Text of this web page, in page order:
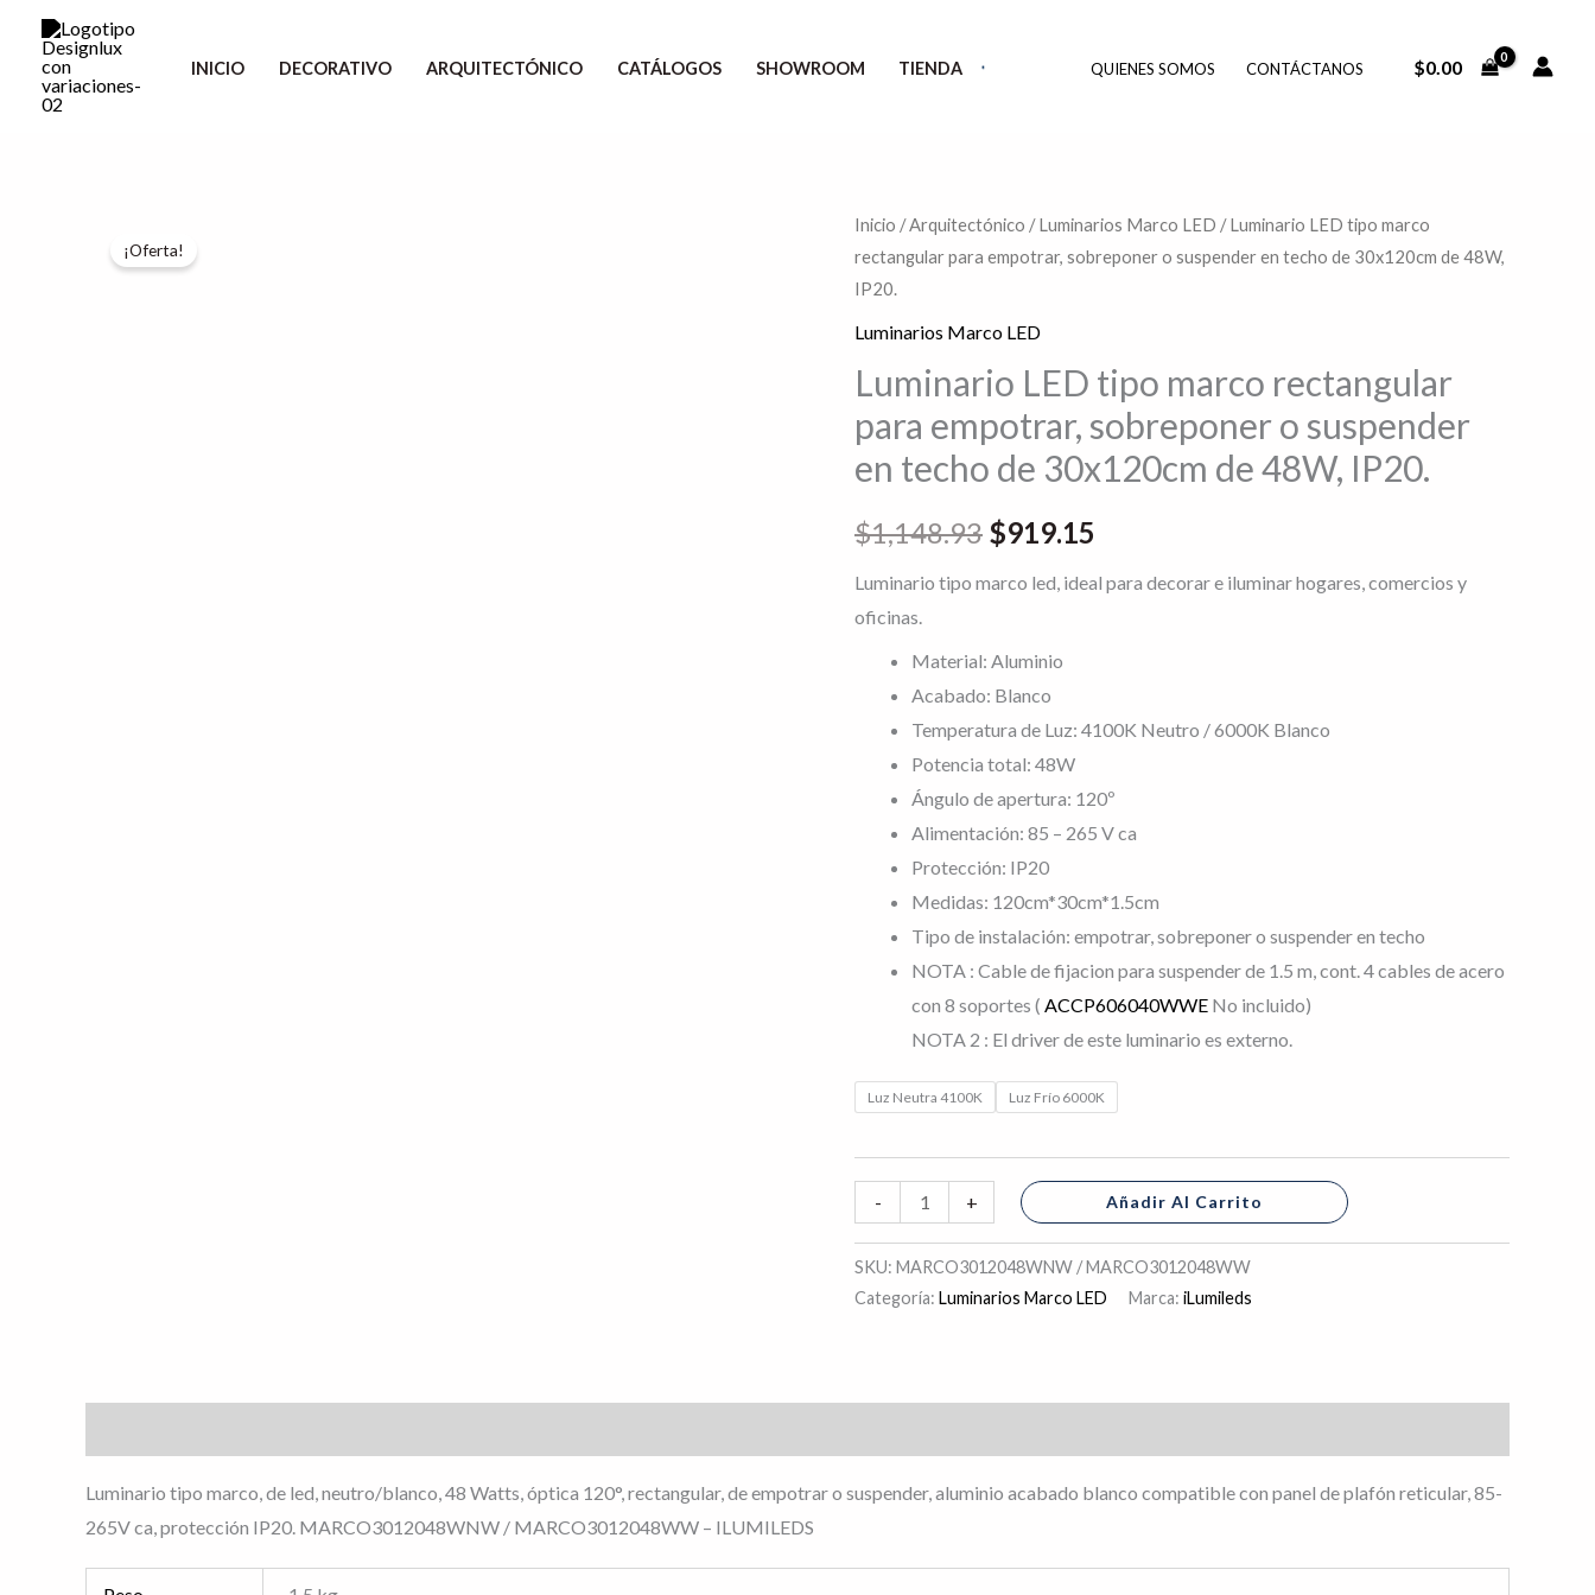
contenido
INICIO DECORATIVO ARQUITECTÓNICO CATÁLOGOS SHOWROOM TIENDA QUIENES SOMOS CONTÁCTANOS $0.00
¡Oferta!
Inicio /Arquitectónico /Luminarios Marco LED / Luminario LED tipo marco
rectangular para empotrar, sobreponer o suspender en techo de 30x120cm de 48W,
IP20.
Luminarios Marco LED
Luminario LED tipo marco rectangular
para empotrar, sobreponer o suspender
en techo de 30x120cm de 48W, IP20.
$1,148.93
El
original
era:
$1,148.93.
$919.15
El
es:
$919.15.
Luminario tipo marco led, ideal para decorar e iluminar hogares, comercios y
oficinas.
Material: Aluminio
Acabado: Blanco
Temperatura de Luz: 4100K Neutro / 6000K Blanco
Potencia total: 48W
Ángulo de apertura: 120º
Alimentación: 85 – 265 V ca
Protección: IP20
Medidas: 120cm*30cm*1.5cm
Tipo de instalación: empotrar, sobreponer o suspender en techo
NOTA : Cable de fijacion para suspender de 1.5 m, cont. 4 cables de acero
con 8 soportes ( ACCP606040WWE No incluido)
NOTA 2 : El driver de este luminario es externo.
Luz Neutra 4100K Luz Frío 6000K
-
Luminario
LED
tipo
marco
para
empotrar,
sobreponer
suspender
30x120cm
48W,
IP20.
cantidad
+ Añadir Al Carrito
SKU: MARCO3012048WNW / MARCO3012048WW
Categoría: Luminarios Marco LED Marca: iLumileds
Luminario tipo marco, de led, neutro/blanco, 48 Watts, óptica 120°, rectangular, de empotrar o suspender, aluminio acabado blanco compatible con panel de plafón reticular, 85-
265V ca, protección IP20. MARCO3012048WNW / MARCO3012048WW – ILUMILEDS